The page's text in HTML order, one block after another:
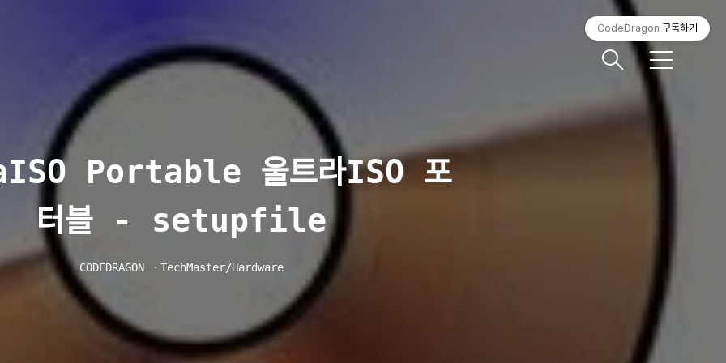
메
뉴
Portable 울트라ISO 포
터블 - setupfile
CODEDRAGON ㆍ TechMaster/Hardware
CodeDragon 구독하기